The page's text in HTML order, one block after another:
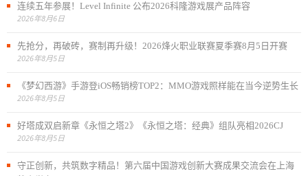
连续五年参展！Level Infinite 公布2026科隆游戏展产品阵容
2026年8月6日
先抢分，再破砖，赛制再升级！2026烽火职业联赛夏季赛8月5日开赛
2026年8月5日
《梦幻西游》手游登iOS畅销榜TOP2：MMO游戏照样能在当今逆势生长
2026年8月5日
好塔成双启新章《永恒之塔2》《永恒之塔：经典》组队亮相2026CJ
2026年8月5日
守正创新，共筑数字精品！第六届中国游戏创新大赛成果交流会在上海